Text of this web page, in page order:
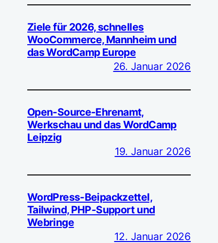
Ziele für 2026, schnelles
WooCommerce, Mannheim und
das WordCamp Europe
26. Januar 2026
Open-Source-Ehrenamt,
Werkschau und das WordCamp
Leipzig
19. Januar 2026
WordPress-Beipackzettel,
Tailwind, PHP-Support und
Webringe
12. Januar 2026